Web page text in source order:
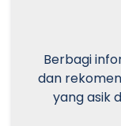
Berbagi
dan
yang asik